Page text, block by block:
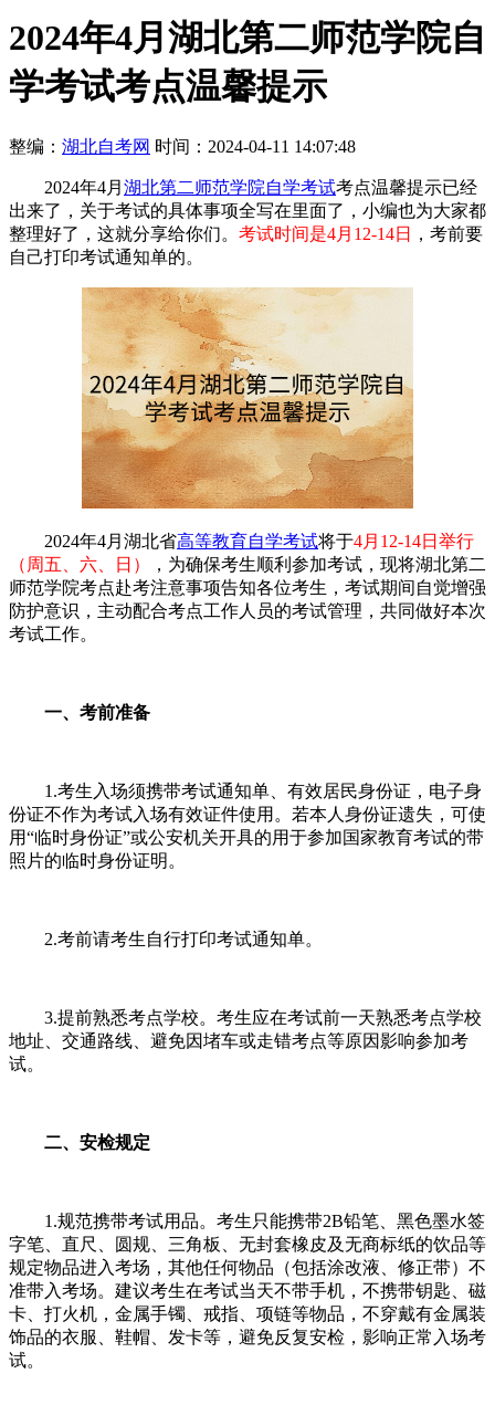
2024年4月湖北第二师范学院自
学考试考点温馨提示
整编： 湖北自考网 时间：2024-04-11 14:07:48
2024年4月 湖北第二师范学院自学考试考点温馨提示已经
出来了，关于考试的具体事项全写在里面了，小编也为大家都
整理好了，这就分享给你们。 考试时间是4月12-14日
，考前要
自己打印考试通知单的。
2024年4月湖北省高等教育自学考试将于4月12-14日举行
（周五、六、日）
，为确保考生顺利参加考试，现将湖北第二
师范学院考点赴考注意事项告知各位考生，考试期间自觉增强
防护意识，主动配合考点工作人员的考试管理，共同做好本次
考试工作。
一、考前准备
1.考生入场须携带考试通知单、有效居民身份证，电子身
份证不作为考试入场有效证件使用。若本人身份证遗失，可使
用“临时身份证”或公安机关开具的用于参加国家教育考试的带
照片的临时身份证明。
2.考前请考生自行打印考试通知单。
3.提前熟悉考点学校。考生应在考试前一天熟悉考点学校
地址、交通路线、避免因堵车或走错考点等原因影响参加考
试。
二、安检规定
1.规范携带考试用品。考生只能携带2B铅笔、黑色墨水签
字笔、直尺、圆规、三角板、无封套橡皮及无商标纸的饮品等
规定物品进入考场，其他任何物品（包括涂改液、修正带）不
准带入考场。建议考生在考试当天不带手机，不携带钥匙、磁
卡、打火机，金属手镯、戒指、项链等物品，不穿戴有金属装
饰品的衣服、鞋帽、发卡等，避免反复安检，影响正常入场考
试。